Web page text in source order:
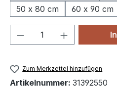
50 x 80 cm
60 x 90 cm
Produkt Anzahl:
Zum Merkzettel hinzufügen
Artikelnummer: 31392550